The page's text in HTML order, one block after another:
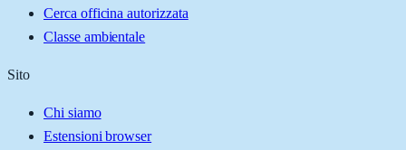
Cerca officina autorizzata
Classe ambientale
Sito
Chi siamo
Estensioni browser